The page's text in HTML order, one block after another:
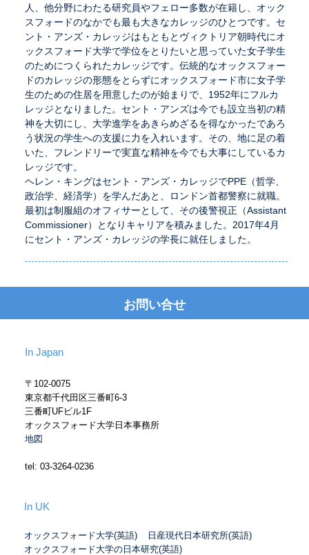
人、他分野にわたる研究員やフェロー多数が在籍し、オック
スフォードのなかでも最も大きなカレッジのひとつです。セ
ント・アンズ・カレッジはもともとヴィクトリア朝時代にオ
ックスフォード大学で学位をとりたいと思っていた女子学生
のためにつくられたカレッジです。伝統的なオックスフォー
ドのカレッジの形態をとらずにオックスフォード市に女子学
生のための住居を用意したのが始まりで、1952年にフルカ
レッジとなりました。セント・アンズは今でも設立当初の精
神を大切にし、大学進学をあきらめざるを得なかったであろ
う状況の学生への支援に力を入れいます。その、地に足の着
いた、フレンドリーで実直な精神を今でも大事にしているカ
レッジです。
ヘレン・キングはセント・アンズ・カレッジでPPE（哲学、
政治学、経済学）を学んだあと、ロンドン首都警察に就職。
最初は制服組のオフィサーとして、その後警視正（Assistant
Commissioner）となりキャリアを積みました。2017年4月
にセント・アンズ・カレッジの学長に就任しました。
お問い合せ
In Japan
〒102-0075
東京都千代田区三番町6-3
三番町UFビル1F
オックスフォード大学日本事務所
地図
tel: 03-3264-0236
In UK
オックスフォード大学(英語)
日産現代日本研究所(英語)
オックスフォード大学の日本研究(英語)